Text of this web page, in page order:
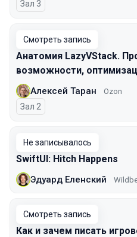
Зал 3
Смотреть запись
Анатомия LazyVStack.
возможности,
Алексей Таран Ozon
Зал 2
Не записывалось
SwiftUI: Hitch Happens
Эдуард Еленский
Смотреть запись
Как и зачем писать